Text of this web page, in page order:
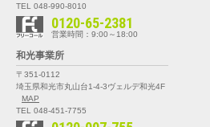
TEL 048-990-8010
0120-65-2381
営業時間：9:00～18:00
和光事業所
〒351-0112
埼玉県和光市丸山台1-4-3ヴェルデ和光4F
MAP
TEL 048-451-7755